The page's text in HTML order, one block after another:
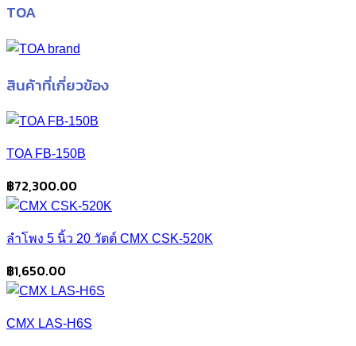
TOA
สินค้าที่เกี่ยวข้อง
TOA FB-150B
฿72,300.00
ลำโพง 5 นิ้ว 20 วัตต์ CMX CSK-520K
฿1,650.00
CMX LAS-H6S